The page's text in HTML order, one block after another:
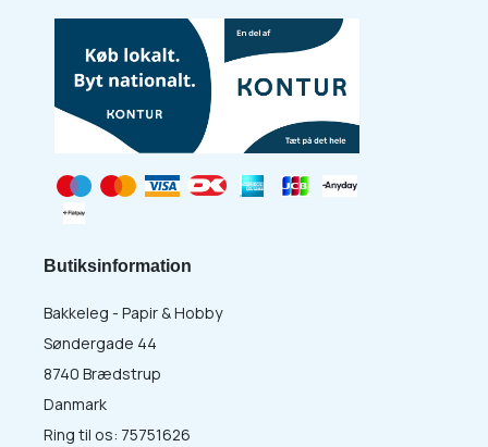
Butiksinformation
Bakkeleg - Papir & Hobby
Søndergade 44
8740 Brædstrup
Danmark
Ring til os: 75751626